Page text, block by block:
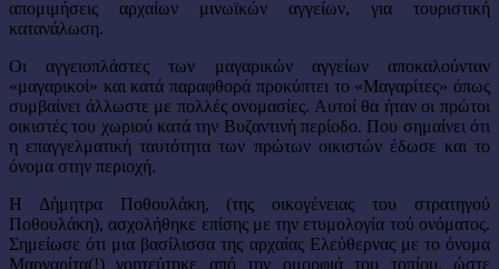
απομιμήσεις αρχαίων μινωϊκών αγγείων, για τουριστική
κατανάλωση.
Οι αγγειοπλάστες των μαγαρικών αγγείων αποκαλούνταν
«μαγαρικοί» και κατά παραφθορά προκύπτει το «Μαγαρίτες» όπως
συμβαίνει άλλωστε με πολλές ονομασίες. Αυτοί θα ήταν οι πρώτοι
οικιστές του χωριού κατά την Βυζαντινή περίοδο. Που σημαίνει ότι
η επαγγελματική ταυτότητα των πρώτων οικιστών έδωσε και το
όνομα στην περιοχή.
Η Δήμητρα Ποθουλάκη, (της οικογένειας του στρατηγού
Ποθουλάκη), ασχολήθηκε επίσης με την ετυμολογία τού ονόματος.
Σημείωσε ότι μια βασίλισσα της αρχαίας Ελεύθερνας με το όνομα
Μαργαρίτα(!) γοητεύτηκε από την ομορφιά του τοπίου, ώστε